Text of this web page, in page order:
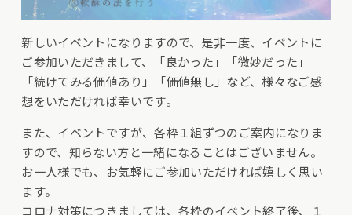
新しいイベントになりますので、是非一度、イベントに
ご参加いただきまして、「良かった」「微妙だった」
「続けてみる価値あり」「価値無し」など、様々なご感
想をいただければ幸いです。
また、イベントですが、各枠１組ずつのご案内になりま
すので、知らない方と一緒になることはございません。
お一人様でも、お気軽にご参加いただければ嬉しく思い
ます。
コロナ対策につきましては、各枠のイベント終了後、１